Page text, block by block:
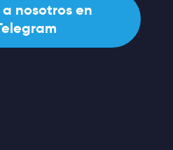
nosotros en